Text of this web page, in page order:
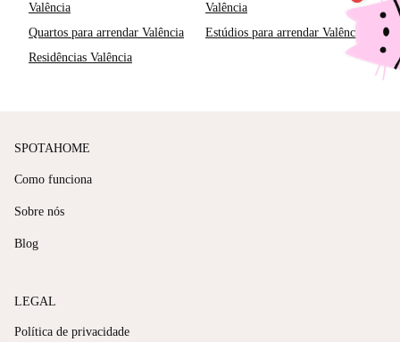
Valência
Valência
Quartos para arrendar Valência
Estúdios para arrendar Valência
Residências Valência
SPOTAHOME
Como funciona
Sobre nós
Blog
LEGAL
Política de privacidade